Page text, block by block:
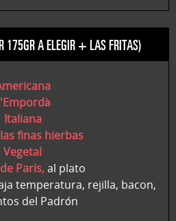
175GR A ELEGIR + LAS FRITAS)
Italiana
finas hierbas
Vegetal
París,al plato
temperatura, rejilla, bacon,
del Padrón